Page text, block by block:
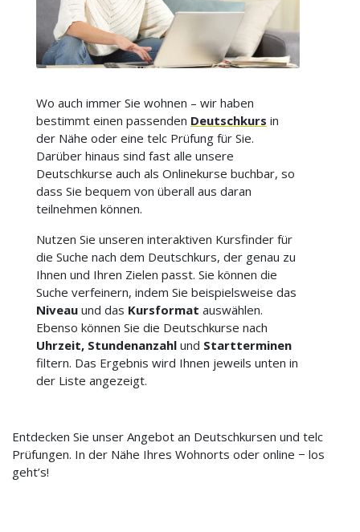
Wo auch immer Sie wohnen – wir haben
bestimmt einen passenden Deutschkurs in
der Nähe oder eine telc Prüfung für Sie.
Darüber hinaus sind fast alle unsere
Deutschkurse auch als Onlinekurse buchbar, so
dass Sie bequem von überall aus daran
teilnehmen können.
Nutzen Sie unseren interaktiven Kursfinder für
die Suche nach dem Deutschkurs, der genau zu
Ihnen und Ihren Zielen passt. Sie können die
Suche verfeinern, indem Sie beispielsweise das
Niveau und das Kursformat auswählen.
Ebenso können Sie die Deutschkurse nach
Uhrzeit, Stundenanzahl und Startterminen
filtern. Das Ergebnis wird Ihnen jeweils unten in
der Liste angezeigt.
Entdecken Sie unser Angebot an Deutschkursen und telc
Prüfungen. In der Nähe Ihres Wohnorts oder online − los
geht’s!